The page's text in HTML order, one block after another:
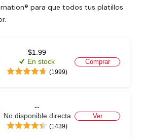
para que todos tus platillos
$1.99
En stock
(1999)
Comprar
--
No disponible directa
(1439)
Ver